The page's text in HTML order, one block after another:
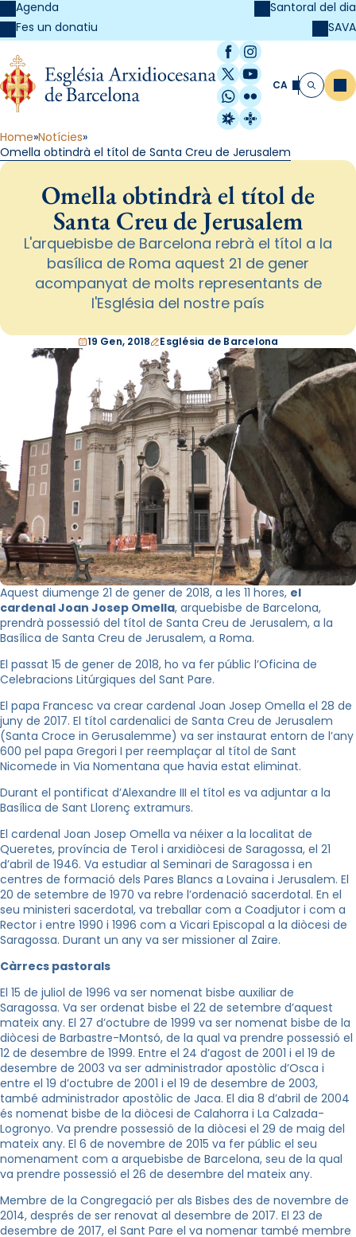
Agenda
Fes un donatiu
Santoral del dia
SAVA
Facebook
Instagram
X / Twitter
YouTube
WhatsApp
Flickr
Radio Estel
Catalunya
CA Cerca
Home Notícies
Omella obtindrà el títol de Santa Creu de Jerusalem
Omella obtindrà el títol de
Santa Creu de Jerusalem
L'arquebisbe de Barcelona rebrà el títol a la
basílica de Roma aquest 21 de gener
acompanyat de molts representants de
l'Església del nostre país
19 Gen, 2018 Església de Barcelona
Aquest diumenge 21 de gener de 2018, a les 11 hores, el
cardenal Joan Josep Omella, arquebisbe de Barcelona,
prendrà possessió del títol de Santa Creu de Jerusalem, a la
Basílica de Santa Creu de Jerusalem, a Roma.
El passat 15 de gener de 2018, ho va fer públic l’Oficina de
Celebracions Litúrgiques del Sant Pare.
El papa Francesc va crear cardenal Joan Josep Omella el 28 de
juny de 2017. El títol cardenalici de Santa Creu de Jerusalem
(Santa Croce in Gerusalemme) va ser instaurat entorn de l’any
600 pel papa Gregori I per reemplaçar al títol de Sant
Nicomede in Via Nomentana que havia estat eliminat.
Durant el pontificat d’Alexandre III el títol es va adjuntar a la
Basílica de Sant Llorenç extramurs.
El cardenal Joan Josep Omella va néixer a la localitat de
Queretes, província de Terol i arxidiòcesi de Saragossa, el 21
d’abril de 1946. Va estudiar al Seminari de Saragossa i en
centres de formació dels Pares Blancs a Lovaina i Jerusalem. El
20 de setembre de 1970 va rebre l’ordenació sacerdotal. En el
seu ministeri sacerdotal, va treballar com a Coadjutor i com a
Rector i entre 1990 i 1996 com a Vicari Episcopal a la diòcesi de
Saragossa. Durant un any va ser missioner al Zaire.
Càrrecs pastorals
El 15 de juliol de 1996 va ser nomenat bisbe auxiliar de
Saragossa. Va ser ordenat bisbe el 22 de setembre d’aquest
mateix any. El 27 d’octubre de 1999 va ser nomenat bisbe de la
diòcesi de Barbastre-Montsó, de la qual va prendre possessió el
12 de desembre de 1999. Entre el 24 d’agost de 2001 i el 19 de
desembre de 2003 va ser administrador apostòlic d’Osca i
entre el 19 d’octubre de 2001 i el 19 de desembre de 2003,
també administrador apostòlic de Jaca. El dia 8 d’abril de 2004
és nomenat bisbe de la diòcesi de Calahorra i La Calzada-
Logronyo. Va prendre possessió de la diòcesi el 29 de maig del
mateix any. El 6 de novembre de 2015 va fer públic el seu
nomenament com a arquebisbe de Barcelona, seu de la qual
va prendre possessió el 26 de desembre del mateix any.
Membre de la Congregació per als Bisbes des de novembre de
2014, després de ser renovat al desembre de 2017. El 23 de
desembre de 2017, el Sant Pare el va nomenar també membre